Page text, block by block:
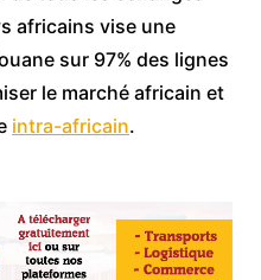
africains vise une
sur 97% des lignes
le marché africain et
intra-africain.